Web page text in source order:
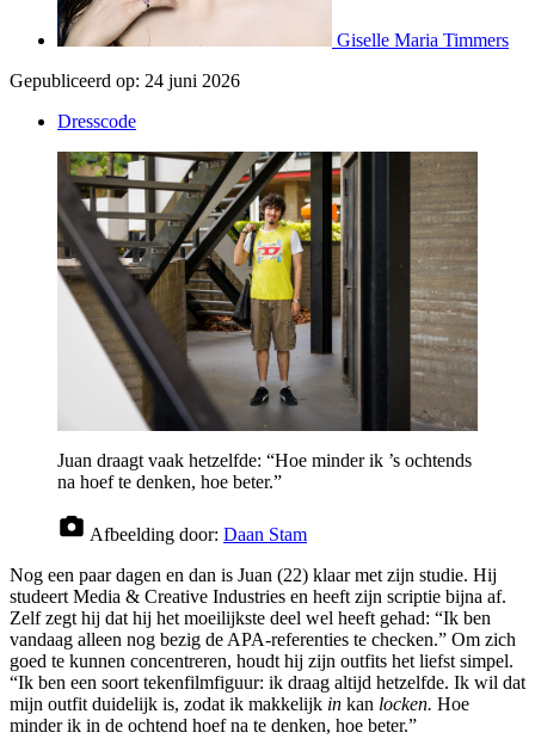
Giselle Maria Timmers
Gepubliceerd op: 24 juni 2026
Dresscode
Juan draagt vaak hetzelfde: “Hoe minder ik ’s ochtends
na hoef te denken, hoe beter.”
Afbeelding door: Daan Stam
Nog een paar dagen en dan is Juan (22) klaar met zijn studie. Hij
studeert Media & Creative Industries en heeft zijn scriptie bijna af.
Zelf zegt hij dat hij het moeilijkste deel wel heeft gehad: “Ik ben
vandaag alleen nog bezig de APA-referenties te checken.” Om zich
goed te kunnen concentreren, houdt hij zijn outfits het liefst simpel.
“Ik ben een soort tekenfilmfiguur: ik draag altijd hetzelfde. Ik wil dat
mijn outfit duidelijk is, zodat ik makkelijk in kan locken. Hoe
minder ik in de ochtend hoef na te denken, hoe beter.”